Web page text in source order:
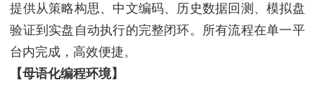
提供从策略构思、中文编码、历史数据回测、模拟盘
验证到实盘自动执行的完整闭环。所有流程在单一平
台内完成，高效便捷。
【母语化编程环境】